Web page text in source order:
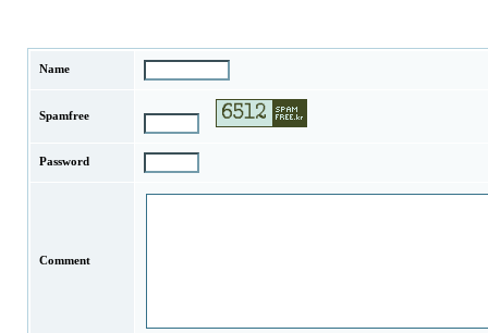
Name
Spamfree
Password
Comment